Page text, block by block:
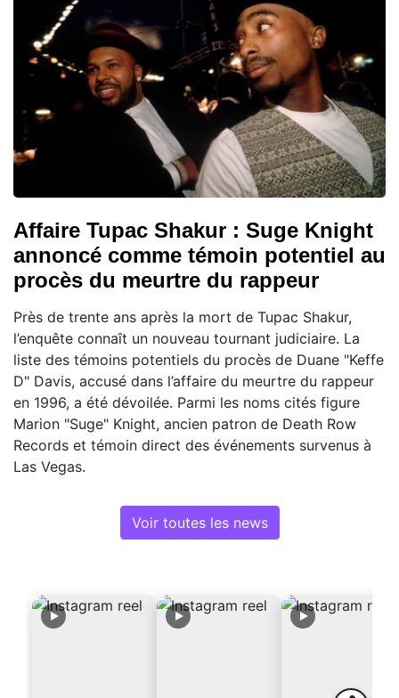
Affaire Tupac Shakur : Suge Knight
annoncé comme témoin potentiel au
procès du meurtre du rappeur
Près de trente ans après la mort de Tupac Shakur,
l’enquête connaît un nouveau tournant judiciaire. La
liste des témoins potentiels du procès de Duane "Keffe
D" Davis, accusé dans l’affaire du meurtre du rappeur
en 1996, a été dévoilée. Parmi les noms cités figure
Marion "Suge" Knight, ancien patron de Death Row
Records et témoin direct des événements survenus à
Las Vegas.
Voir toutes les news